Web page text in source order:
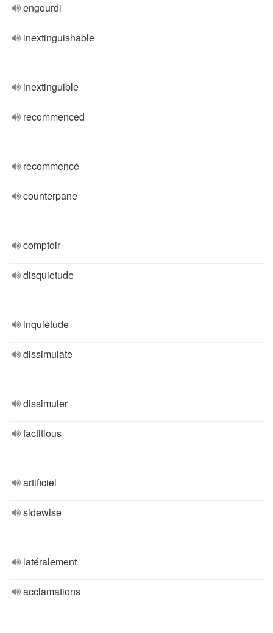
engourdi
inextinguishable
inextinguible
recommenced
recommencé
counterpane
comptoir
disquietude
inquiétude
dissimulate
dissimuler
factitious
artificiel
sidewise
latéralement
acclamations